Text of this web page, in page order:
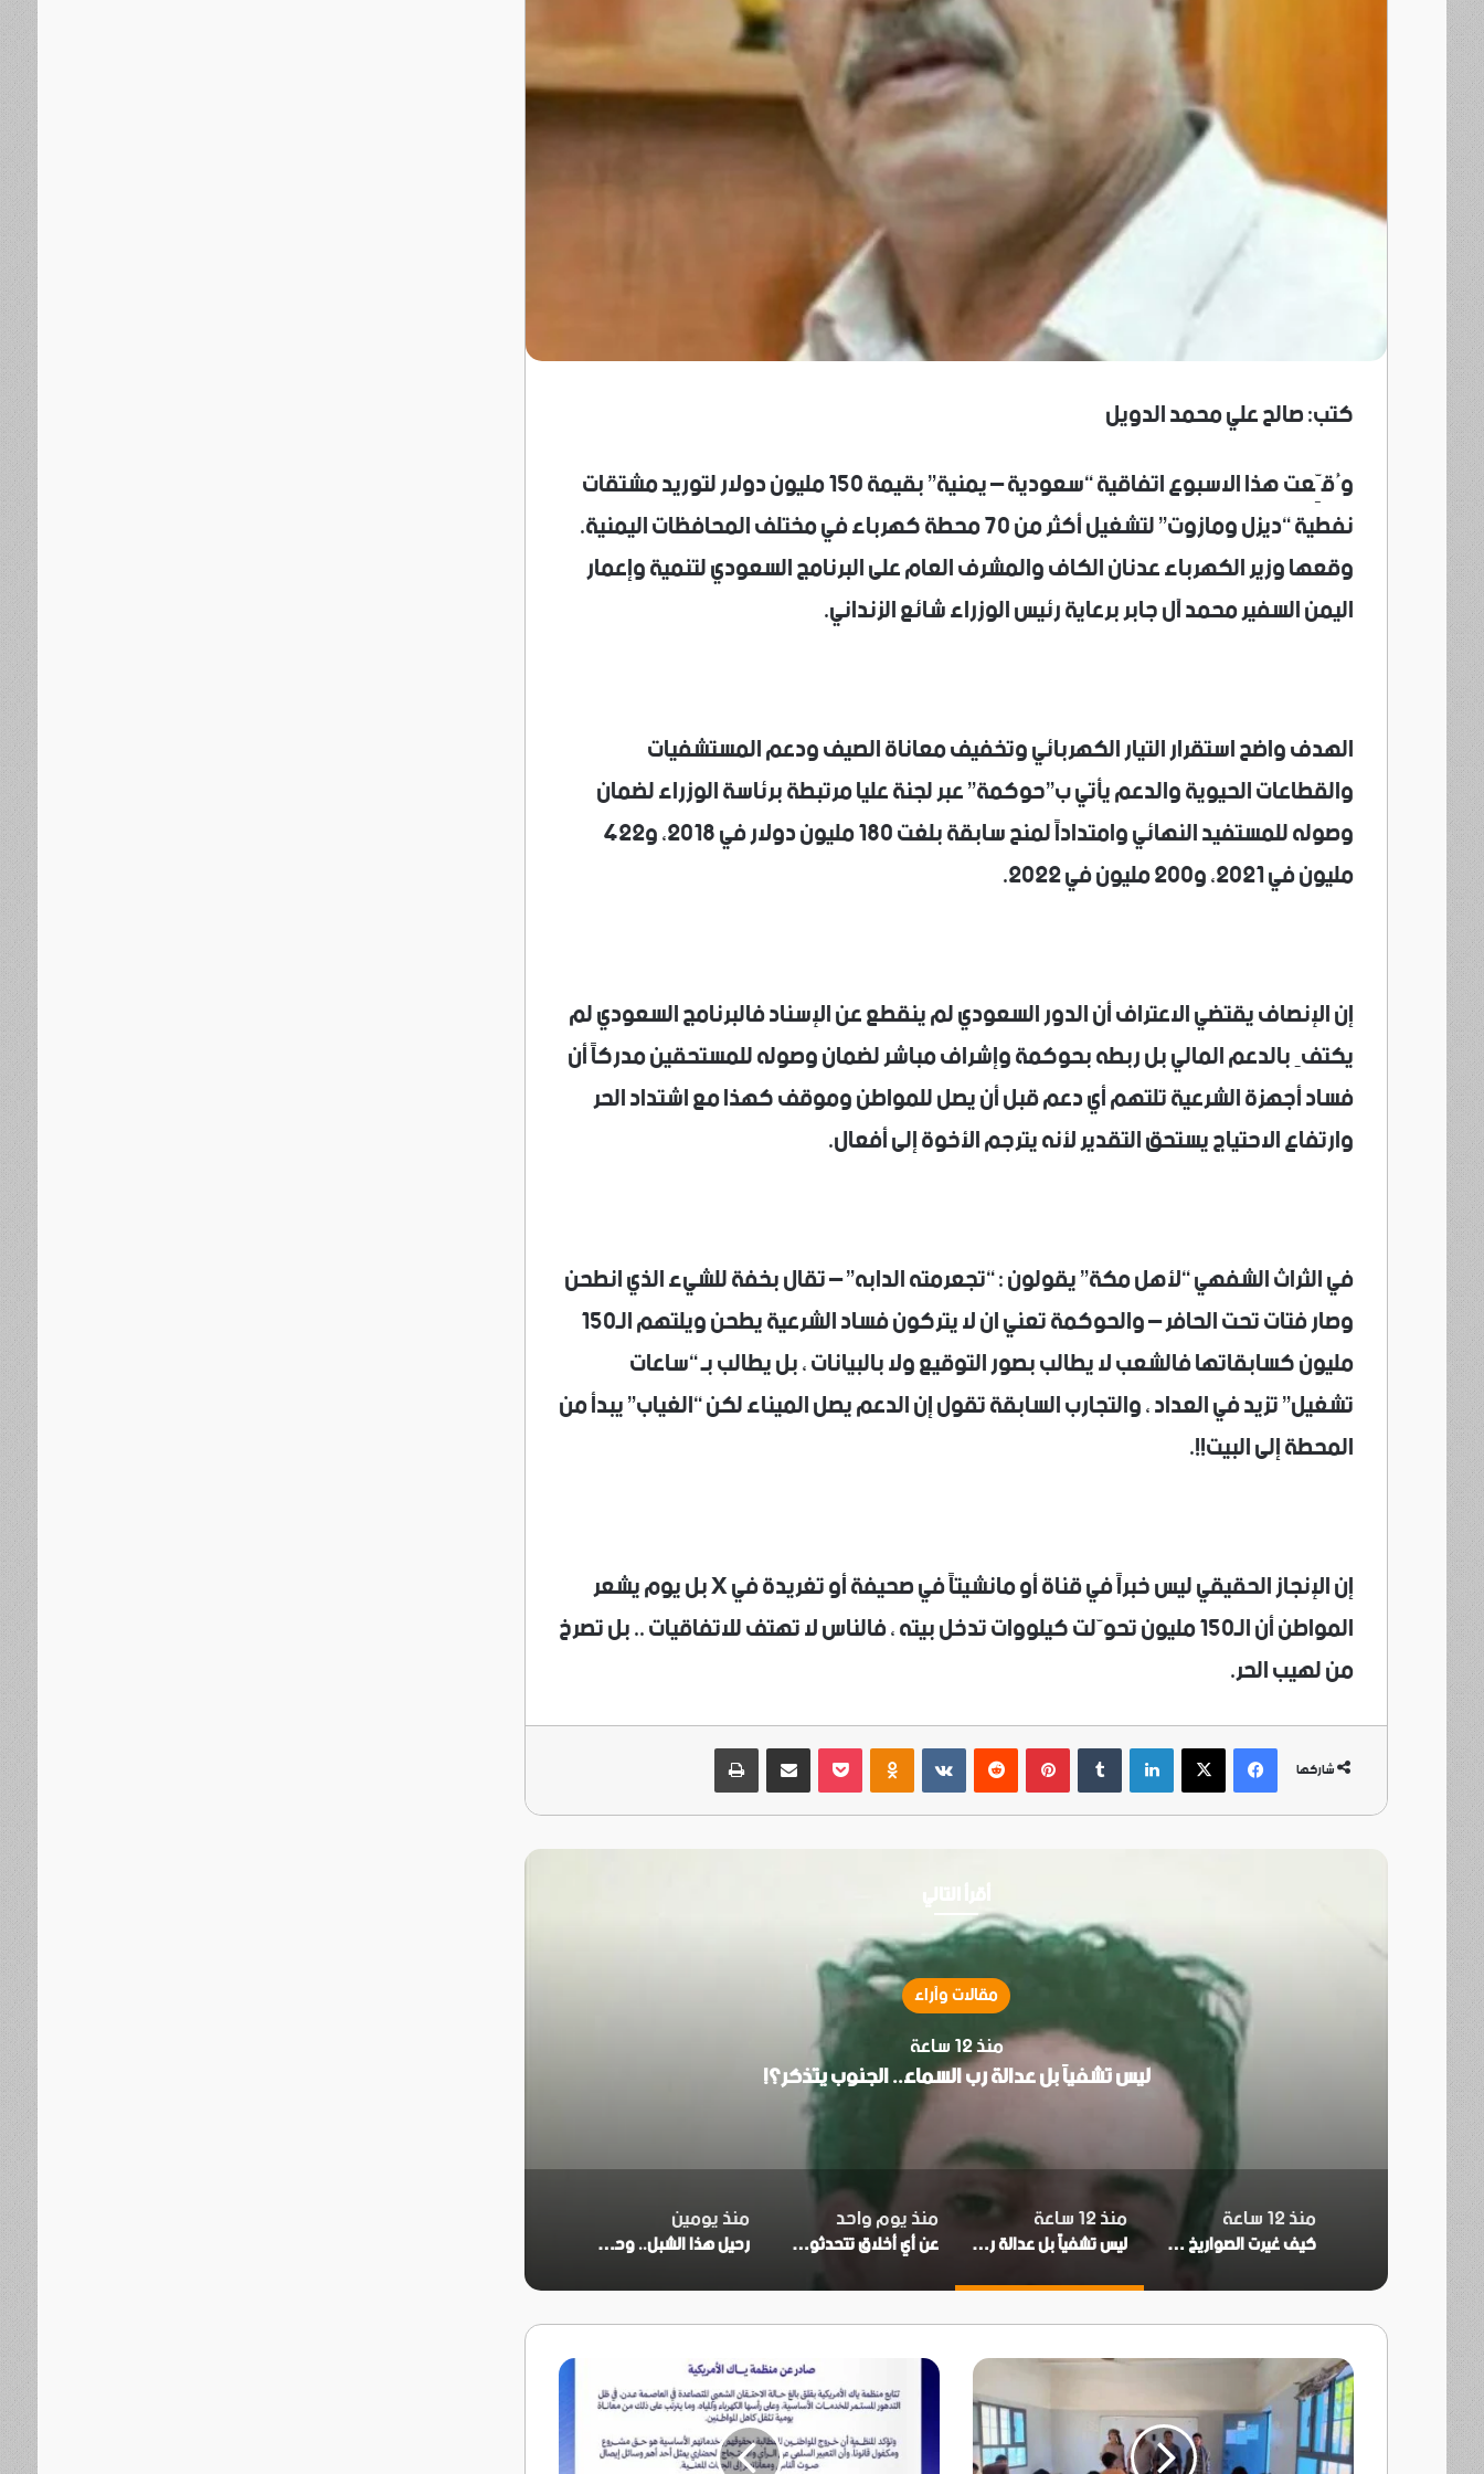
كتب: صالح علي محمد الدويل
وُقِّعت هذا الاسبوع اتفاقية “سعودية – يمنية” بقيمة 150 مليون دولار لتوريد مشتقات
نفطية “ديزل ومازوت” لتشغيل أكثر من 70 محطة كهرباء في مختلف المحافظات اليمنية.
وقعها وزير الكهرباء عدنان الكاف والمشرف العام على البرنامج السعودي لتنمية وإعمار
اليمن السفير محمد آل جابر برعاية رئيس الوزراء شائع الزنداني.
الهدف واضح استقرار التيار الكهربائي وتخفيف معاناة الصيف ودعم المستشفيات
والقطاعات الحيوية والدعم يأتي ب”حوكمة” عبر لجنة عليا مرتبطة برئاسة الوزراء لضمان
وصوله للمستفيد النهائي وامتداداً لمنح سابقة بلغت 180 مليون دولار في 2018، و422
مليون في 2021، و200 مليون في 2022.
إن الإنصاف يقتضي الاعتراف أن الدور السعودي لم ينقطع عن الإسناد فالبرنامج السعودي لم
يكتفِ بالدعم المالي بل ربطه بحوكمة وإشراف مباشر لضمان وصوله للمستحقين مدركاً أن
فساد أجهزة الشرعية تلتهم أي دعم قبل أن يصل للمواطن وموقف كهذا مع اشتداد الحر
وارتفاع الاحتياج يستحق التقدير لأنه يترجم الأخوة إلى أفعال.
في الثراث الشفهي “لأهل مكة” يقولون : “تجعرمته الدابه” – تقال بخفة للشيء الذي انطحن
وصار فتات تحت الحافر – والحوكمة تعني ان لا يتركون فساد الشرعية يطحن ويلتهم الـ150
مليون كسابقاتها فالشعب لا يطالب بصور التوقيع ولا بالبيانات ، بل يطالب بـ “ساعات
تشغيل” تزيد في العداد ، والتجارب السابقة تقول إن الدعم يصل الميناء لكن “الغياب” يبدأ من
المحطة إلى البيت!!.
إن الإنجاز الحقيقي ليس خبراً في قناة أو مانشيتاً في صحيفة أو تغريدة في X بل يوم يشعر
المواطن أن الـ150 مليون تحوّلت كيلووات تدخل بيته ، فالناس لا تهتف للاتفاقيات .. بل تصرخ
من لهيب الحر.
شاركها فيسبوك
‫X لينكدإن
‏Tumblr بينتيريست
‏Reddit
‏VKontakte
Odnoklassniki
‫Pocketمشاركة عبر البريد طباعة
أقرأ التالي
مقالات وآراء
منذ يوم واحد
​عن أي أخلاق تتحدثون ودماء أبطالنا لم تجف رحيل هذا الشبل.. وحديث
منذ 12 ساعة
كيف غيرت الصواريخ والطائرات الحربية والمسيرة قواعد الحرب في جنوب الجزيرة واليمن؟
منذ 12 ساعة
ليس تشفياً بل عدالة رب السماء.. الجنوب يتذكر؟!
منذ يوم واحد
​عن أي أخلاق تتحدثون ودماء أبطالنا لم تجف
منذ يومين
رحيل هذا الشبل.. وحديث الذكريات
انتقالي
أحور
يتفقد
سير
امتحانات
منظمة
الأمريكيةتدعو
لحماية